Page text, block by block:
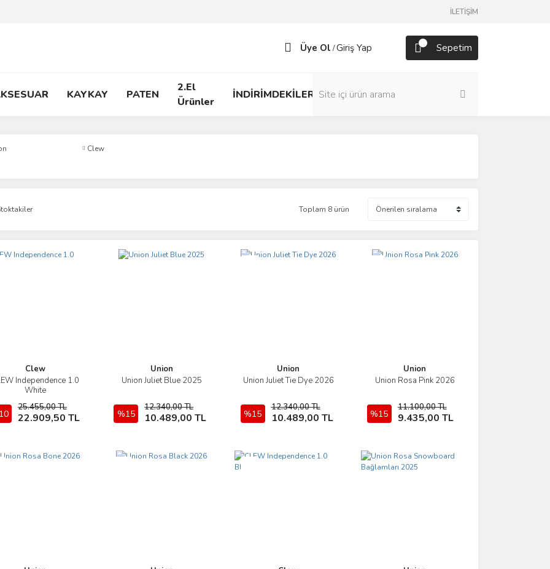
İLETİŞİM
Üye Ol /Giriş Yap Sepetim
KAYKAY PATEN
2.El
Ürünler
İNDİRİMDEKİLER
Clew
Toplam 8 ürün
Clew
Independence 1.0
White
25.455,00 TL
22.909,50 TL
İncele
Sepete Ekle
Union
Union Juliet Blue 2025
%15
12.340,00 TL
10.489,00 TL
İncele
Sepete Ekle
Union
Union Juliet Tie Dye 2026
%15
12.340,00 TL
10.489,00 TL
İncele
Sepete Ekle
Union
Union Rosa Pink 2026
%15
11.100,00 TL
9.435,00 TL
İncele
Sepete Ekle